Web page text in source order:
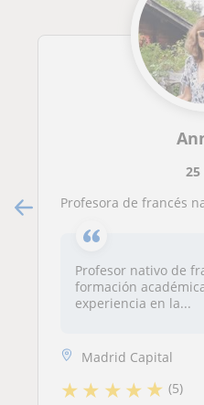
25
Profesora de francés nativa, en el centro de
Profesor nativo de
formación
experiencia en la...
Madrid Capital
★★ ★★★ (5)